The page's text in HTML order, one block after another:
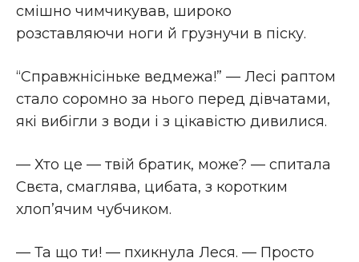
смішно чимчикував, широко
розставляючи ноги й грузнучи в піску.
“Справжнісіньке ведмежа!” — Лесі раптом
стало соромно за нього перед дівчатами,
які вибігли з води і з цікавістю дивилися.
— Хто це — твій братик, може? — спитала
Свєта, смаглява, цибата, з коротким
хлоп’ячим чубчиком.
— Та що ти! — пхикнула Леся. — Просто